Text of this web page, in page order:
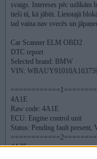
svaigs. Intereses pēc uzlikām
tieši tā, kā jābūt. Lietotajā
tad vaina nav svecēs un
Car Scanner ELM OBD2
DTC report
Selected brand: BMW
VIN:
4A1E
Raw code: 4A1E
ECU: Engine control unit
Status: Pending fault present,
4A2E